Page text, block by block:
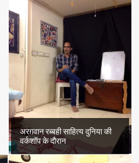
अरग़वान रब्बही साहित्य दुनिया की
वर्कशॉप के दौरान